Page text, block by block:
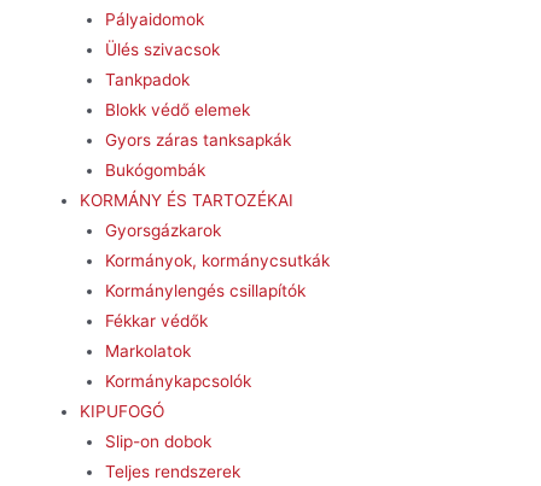
Pályaidomok
Ülés szivacsok
Tankpadok
Blokk védő elemek
Gyors záras tanksapkák
Bukógombák
KORMÁNY ÉS TARTOZÉKAI
Gyorsgázkarok
Kormányok, kormánycsutkák
Kormánylengés csillapítók
Fékkar védők
Markolatok
Kormánykapcsolók
KIPUFOGÓ
Slip-on dobok
Teljes rendszerek